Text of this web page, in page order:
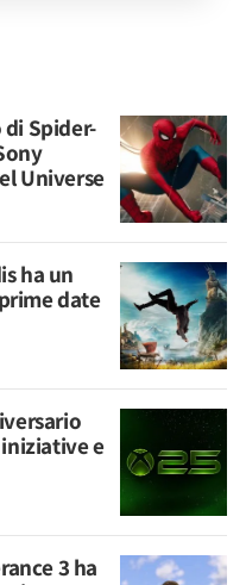
Spider-
Universe
ha un
date
e
3 ha